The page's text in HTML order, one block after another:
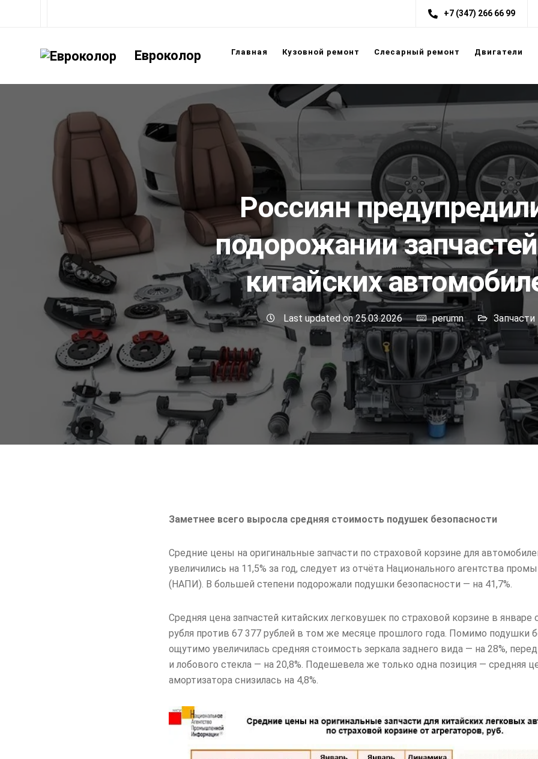
+7 (347) 266 66 99
Евроколор Главная Кузовной ремонт Слесарный ремонт Двигатели
Россиян
подорожании
китайских
Last updated on 25.03.2026 perumn Запчасти
Заметнее всего выросла средняя стоимость подушек безопасности
Средние цены на оригинальные запчасти по страховой корзине для
увеличились на 11,5% за год, следует из отчёта Национального агентства
(НАПИ). В большей степени подорожали подушки безопасности — на 41,7%.
Средняя цена запчастей китайских легковушек по страховой корзине в январе
рубля против 67 377 рублей в том же месяце прошлого года. Помимо подушки
ощутимо увеличилась средняя стоимость зеркала заднего вида — на 28%,
и лобового стекла — на 20,8%. Подешевела же только одна позиция — средняя
амортизатора снизилась на 4,8%.